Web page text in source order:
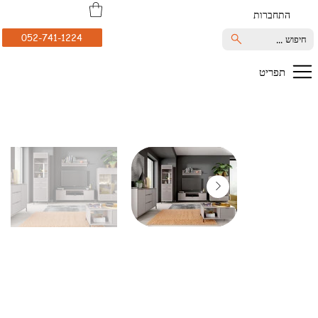
052-741-1224
תפריט
התחברות
חיפוש ...